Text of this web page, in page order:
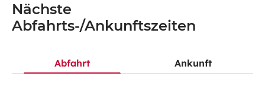
Nächste
Abfahrts-/Ankunftszeiten
Abfahrt Ankunft